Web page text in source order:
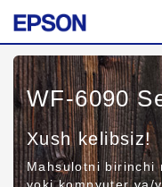
WF-6090
Xush kelibsiz!
Mahsulotni birinchi